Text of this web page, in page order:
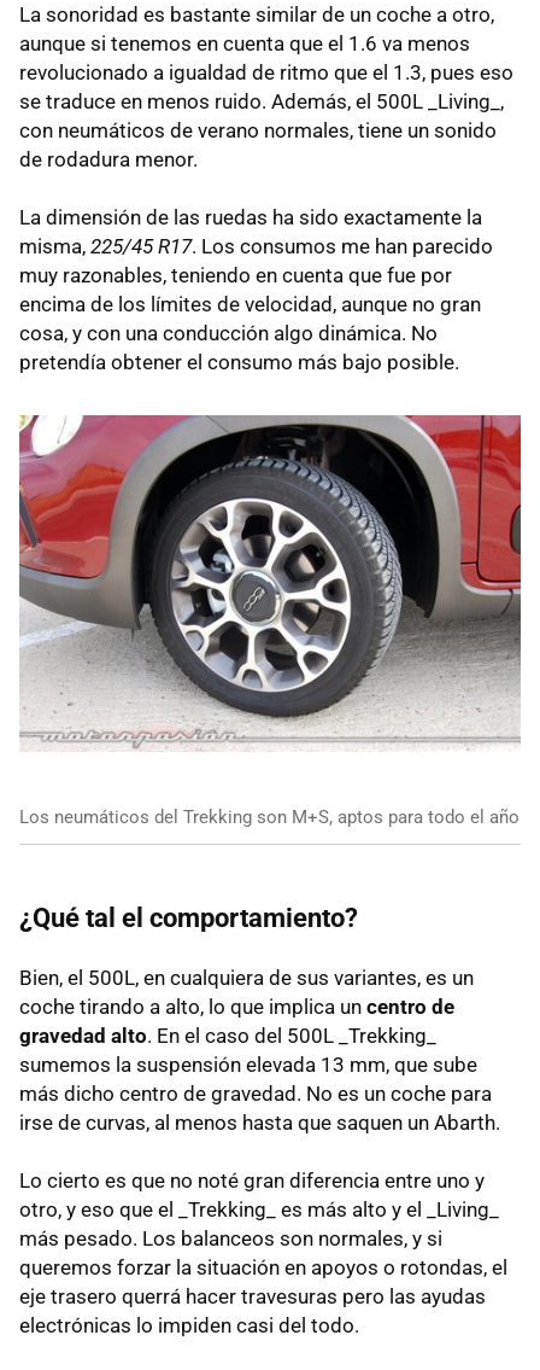
La sonoridad es bastante similar de un coche a otro,
aunque si tenemos en cuenta que el 1.6 va menos
revolucionado a igualdad de ritmo que el 1.3, pues eso
se traduce en menos ruido. Además, el 500L _Living_,
con neumáticos de verano normales, tiene un sonido
de rodadura menor.
La dimensión de las ruedas ha sido exactamente la
misma, 225/45 R17. Los consumos me han parecido
muy razonables, teniendo en cuenta que fue por
encima de los límites de velocidad, aunque no gran
cosa, y con una conducción algo dinámica. No
pretendía obtener el consumo más bajo posible.
Los neumáticos del Trekking son M+S, aptos para todo el año
¿Qué tal el comportamiento?
Bien, el 500L, en cualquiera de sus variantes, es un
coche tirando a alto, lo que implica un centro de
gravedad alto. En el caso del 500L _Trekking_
sumemos la suspensión elevada 13 mm, que sube
más dicho centro de gravedad. No es un coche para
irse de curvas, al menos hasta que saquen un Abarth.
Lo cierto es que no noté gran diferencia entre uno y
otro, y eso que el _Trekking_ es más alto y el _Living_
más pesado. Los balanceos son normales, y si
queremos forzar la situación en apoyos o rotondas, el
eje trasero querrá hacer travesuras pero las ayudas
electrónicas lo impiden casi del todo.